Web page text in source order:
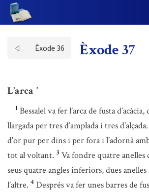
Èxode 36 Èxode 37
L’arca *
1 Bessalel va fer l’arca de fusta
llargada per tres d’amplada i tres d’alçada.
d’or pur per dins i per fora i l’adornà
tot al voltant. 3 Va fondre quatre anelles
seus quatre angles inferiors, dues
l’altre. 4 Després va fer unes barres de